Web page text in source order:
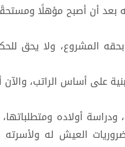
أن أصبح مؤهلًا
المشروع، ولا يحق
على أساس الراتب، والآن
ودراسة أولاده
العيش له